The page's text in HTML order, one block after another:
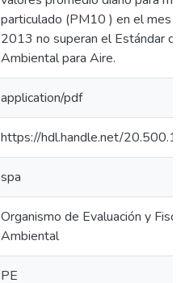
particulado (PM10 ) en el mes
2013 no superan el Estándar de
Ambiental para Aire.
application/pdf
https://hdl.handle.net/
spa
Organismo de Evaluación y
Ambiental
PE